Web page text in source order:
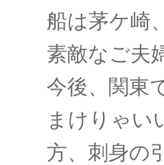
船は茅ケ崎
素敵なご夫
今後、関東
まけりゃい
方、刺身の